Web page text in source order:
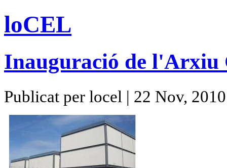
loCEL
Inauguració de l'Arxiu
Publicat per locel | 22 Nov, 2010